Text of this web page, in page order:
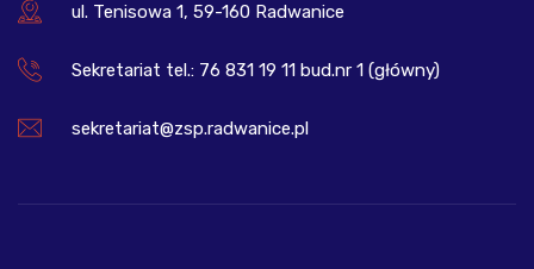
ul. Tenisowa 1, 59-160 Radwanice
Sekretariat tel.: 76 831 19 11 bud.nr 1 (główny)
sekretariat@zsp.radwanice.pl